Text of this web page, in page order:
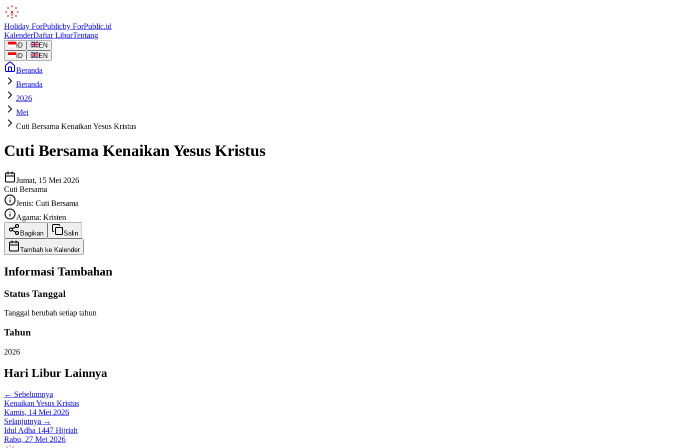
Holiday ForPublicby ForPublic.id
KalenderDaftar LiburTentang
ID
EN
ID
EN
Beranda
Beranda
2026
Mei
Cuti Bersama Kenaikan Yesus Kristus
Cuti Bersama Kenaikan Yesus Kristus
Jumat, 15 Mei 2026
Cuti Bersama
Jenis: Cuti Bersama
Agama: Kristen
Bagikan Salin
Tambah ke Kalender
Informasi Tambahan
Status Tanggal
Tanggal berubah setiap tahun
Tahun
2026
Hari Libur Lainnya
← Sebelumnya
Kenaikan Yesus Kristus
Kamis, 14 Mei 2026
Selanjutnya →
Idul Adha 1447 Hijriah
Rabu, 27 Mei 2026